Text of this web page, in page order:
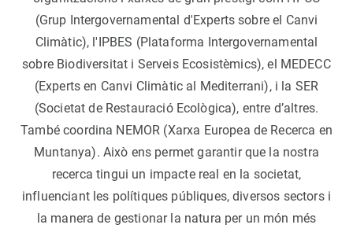
(Grup Intergovernamental d'Experts sobre el Canvi
Climàtic), l'IPBES (Plataforma Intergovernamental
sobre Biodiversitat i Serveis Ecosistèmics), el MEDECC
(Experts en Canvi Climàtic al Mediterrani), i la SER
(Societat de Restauració Ecològica), entre d’altres.
També coordina NEMOR (Xarxa Europea de Recerca en
Muntanya). Això ens permet garantir que la nostra
recerca tingui un impacte real en la societat,
influenciant les polítiques públiques, diversos sectors i
la manera de gestionar la natura per un món més